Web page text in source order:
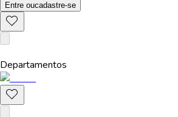
Entre oucadastre-se
Departamentos